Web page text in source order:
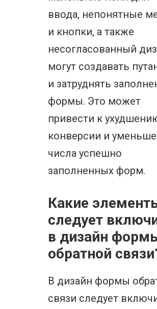
ввода, непонятные
и кнопки, а также
несогласованный
могут создавать
и затруднять
формы. Это может
привести к
конверсии и
числа успешно
заполненных форм.
Какие
следует
в дизайн
обратной
В дизайн формы
связи следует